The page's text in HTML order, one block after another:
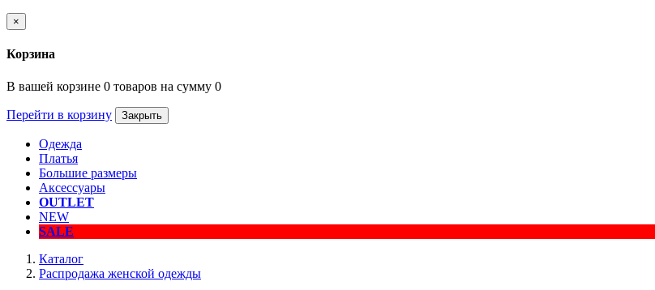
×
Корзина
В вашей корзине 0 товаров на сумму 0
Перейти в корзину Закрыть
Одежда
Платья
Большие размеры
Аксессуары
OUTLET
NEW
SALE
Каталог
Распродажа женской одежды